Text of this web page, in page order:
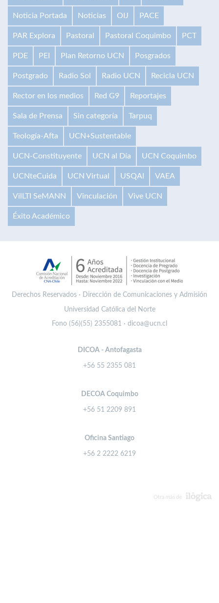
Noticia Portada Noticias OIJ PACE
PAR Explora Pastoral Pastoral Coquimbo PCT
PDE PEI Plan Retorno UCN Posgrados
Postgrado Radio Sol Radio UCN Recicla UCN
Rector en los medios Red G9 Reportajes
Sala de Prensa Sin categoría Tarpuq
Teología-Afta UCN+Sustentable
UCN-Constituyente UCN al Día UCN Coquimbo
UCNteCuida UCN Virtual USQAI VAEA
VilLTI SeMANN Vinculación Vive UCN
Éxito Académico
Derechos Reservados · Dirección de Comunicaciones y Admisión
Universidad Católica del Norte
Fono (56)(55) 2355081 · dicoa@ucn.cl
DICOA - Antofagasta
+56 55 2355 081
DECOA Coquimbo
+56 51 2209 891
Oficina Santiago
+56 2 2222 6219